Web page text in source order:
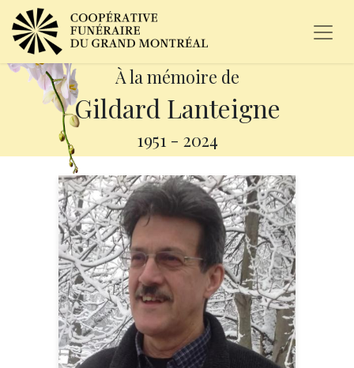
À la mémoire de
Gildard Lanteigne
1951 - 2024